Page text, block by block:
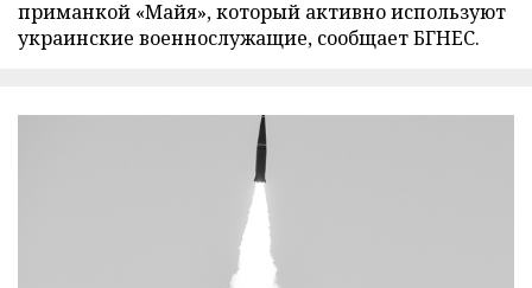
приманкой «Майя», который активно используют
украинские военнослужащие, сообщает БГНЕС.